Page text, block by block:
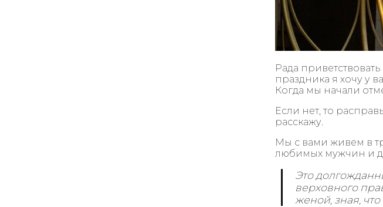
Рада
праздника я хочу у
Когда мы начали
Если нет, то
расскажу.
Мы с вами живем в
любимых мужчин и
Это
верховного
женой, зная,